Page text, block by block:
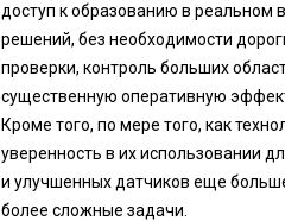
доступ к образованию в
решений, без необходимости
проверки, контроль больших
существенную оперативную
Кроме того, по мере того, как
уверенность в их использовании
и улучшенных датчиков еще
более сложные задачи.